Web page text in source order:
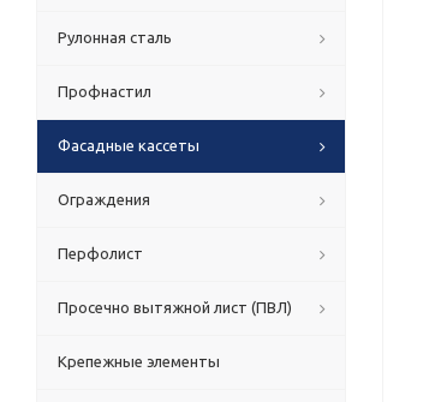
Рулонная сталь
Профнастил
Фасадные кассеты
Ограждения
Перфолист
Просечно вытяжной лист (ПВЛ)
Крепежные элементы